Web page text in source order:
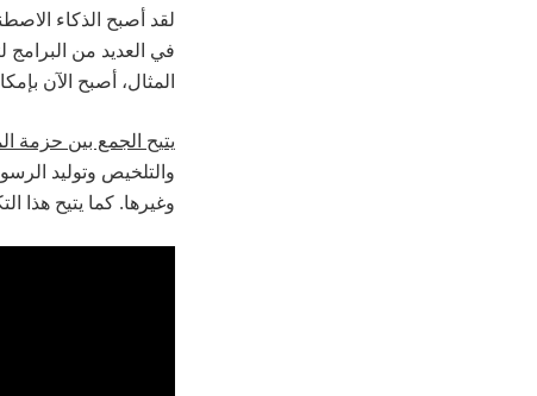
لقد أصبح الذكاء
في العديد من البرامج
المثال، أصبح الآن
يتيح الجمع بين حزمة
والتلخيص وتوليد
وغيرها. كما يتيح هذا